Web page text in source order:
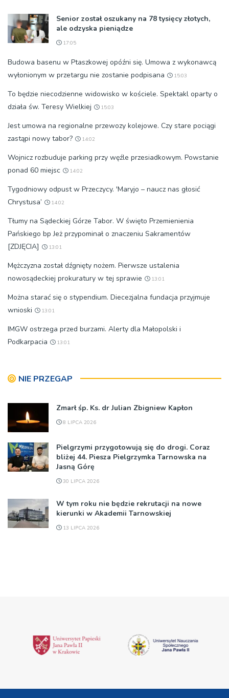
Senior został oszukany na 78 tysięcy złotych,
ale odzyska pieniądze
17:05
Budowa basenu w Ptaszkowej opóźni się. Umowa z wykonawcą
wyłonionym w przetargu nie zostanie podpisana
15:03
To będzie niecodzienne widowisko w kościele. Spektakl oparty o
działa św. Teresy Wielkiej
15:03
Jest umowa na regionalne przewozy kolejowe. Czy stare pociągi
zastąpi nowy tabor?
14:02
Wojnicz rozbuduje parking przy węźle przesiadkowym. Powstanie
ponad 60 miejsc
14:02
Tygodniowy odpust w Przeczycy. 'Maryjo – naucz nas głosić
Chrystusa’
14:02
Tłumy na Sądeckiej Górze Tabor. W święto Przemienienia
Pańskiego bp Jeż przypominał o znaczeniu Sakramentów
[ZDJĘCIA]
13:01
Mężczyzna został dźgnięty nożem. Pierwsze ustalenia
nowosądeckiej prokuratury w tej sprawie
13:01
Można starać się o stypendium. Diecezjalna fundacja przyjmuje
wnioski
13:01
IMGW ostrzega przed burzami. Alerty dla Małopolski i
Podkarpacia
13:01
NIE PRZEGAP
Zmarł śp. Ks. dr Julian Zbigniew Kapłon
8 LIPCA 2026
Pielgrzymi przygotowują się do drogi. Coraz
bliżej 44. Piesza Pielgrzymka Tarnowska na
Jasną Górę
30 LIPCA 2026
W tym roku nie będzie rekrutacji na nowe
kierunki w Akademii Tarnowskiej
13 LIPCA 2026